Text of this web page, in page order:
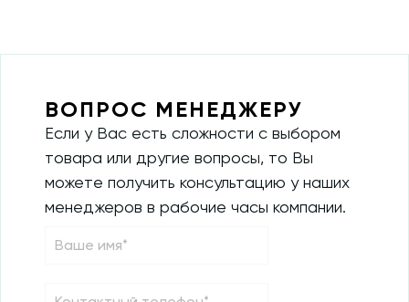
ВОПРОС МЕНЕДЖЕРУ
Если у Вас есть сложности с выбором
товара или другие вопросы, то Вы
можете получить консультацию у наших
менеджеров в рабочие часы компании.